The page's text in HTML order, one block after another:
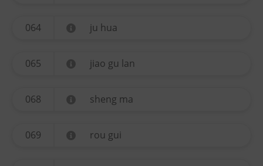
064 ju hua
065 jiao gu lan
068 sheng ma
069 rou gui